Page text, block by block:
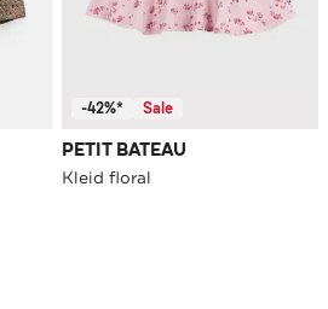
-42%* Sale
PETIT BATEAU
Kleid floral